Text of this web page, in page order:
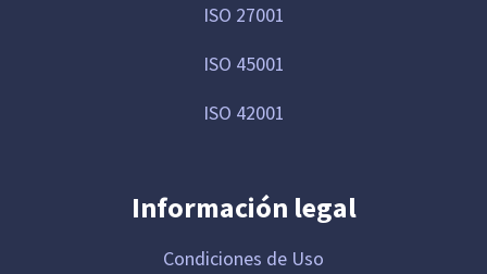
ISO 27001
ISO 45001
ISO 42001
Información legal
Condiciones de Uso